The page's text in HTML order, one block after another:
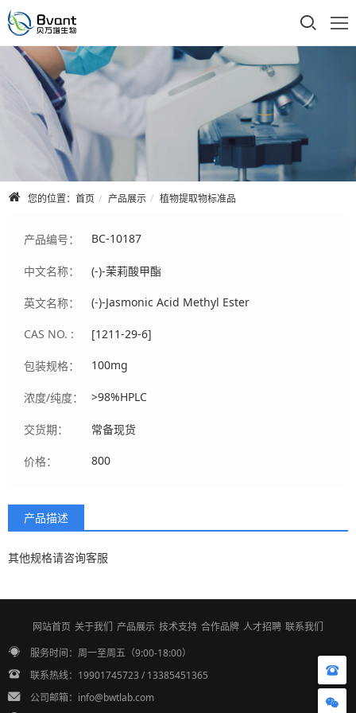
首页
公司介绍
产品展示
技术支持
人才招聘
联系我们
您的位置： 首页 产品展示 植物提取物标准品
产品编号： BC-10187
中文名称： (-)-茉莉酸甲酯
英文名称： (-)-Jasmonic Acid Methyl Ester
CAS NO. : [1211-29-6]
包装规格： 100mg
浓度/纯度： >98%HPLC
交货期： 常备现货
价格： 800
产品描述
其他规格请咨询客服
网站首页 关于我们 产品展示 技术支持 合作品牌 人才招聘 联系我们
服务时间：周一至周五（9:00-18:00）
联系热线：19901745723 / 13385451365
公司邮箱：info@bwtlab.com